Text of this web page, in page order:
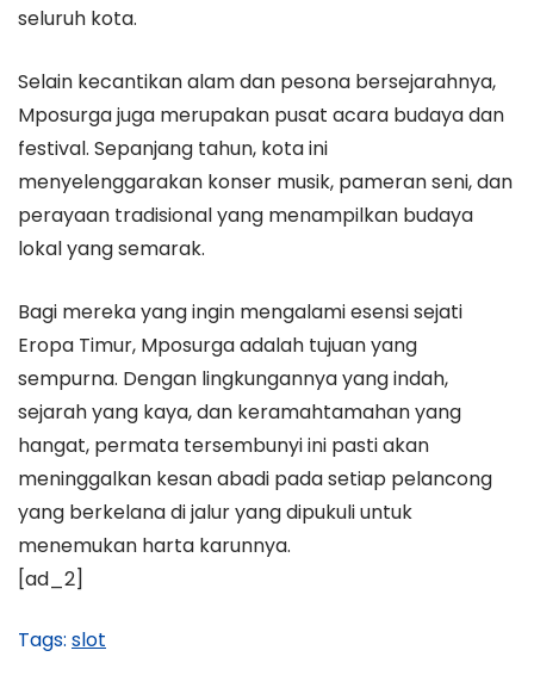
seluruh kota.
Selain kecantikan alam dan pesona bersejarahnya,
Mposurga juga merupakan pusat acara budaya dan
festival. Sepanjang tahun, kota ini
menyelenggarakan konser musik, pameran seni, dan
perayaan tradisional yang menampilkan budaya
lokal yang semarak.
Bagi mereka yang ingin mengalami esensi sejati
Eropa Timur, Mposurga adalah tujuan yang
sempurna. Dengan lingkungannya yang indah,
sejarah yang kaya, dan keramahtamahan yang
hangat, permata tersembunyi ini pasti akan
meninggalkan kesan abadi pada setiap pelancong
yang berkelana di jalur yang dipukuli untuk
menemukan harta karunnya.
[ad_2]
Tags: slot